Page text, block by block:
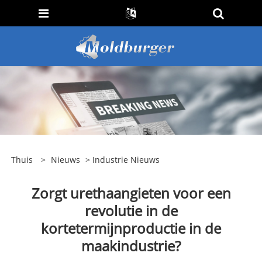
Thuis > Nieuws > Industrie Nieuws
Zorgt urethaangieten voor een
revolutie in de
kortetermijnproductie in de
maakindustrie?